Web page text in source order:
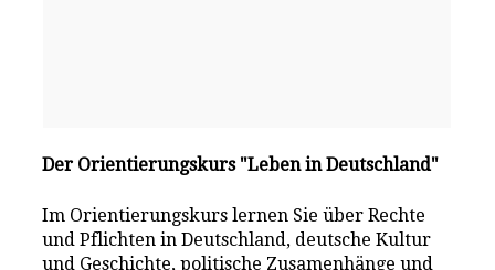
Der Orientierungskurs "Leben in Deutschland"
Im Orientierungskurs lernen Sie über Rechte
und Pflichten in Deutschland, deutsche Kultur
und Geschichte, politische Zusamenhänge und